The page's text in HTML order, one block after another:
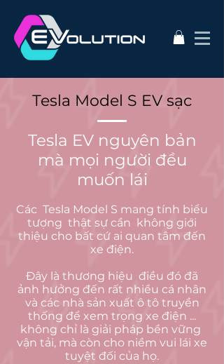
Tesla Model S EV sạc
Tesla EV nguyên bản
mà mọi người đều
muốn lái
Các Tesla Model S mang tính biểu
tượng thật sự cần không giới
thiệu cho bất cứ ai quan tâm đến
xe điện.
Đây là thương hiệu điều đó đã
ảnh hưởng đến rất nhiều cá nhân
và các nhà sản xuất ô tô truyền
thống để xem trọng xe điện ...
không chỉ là giải pháp bền vững
vận tải, mà còn cho niềm vui lái xe
tuyệt đối của họ.